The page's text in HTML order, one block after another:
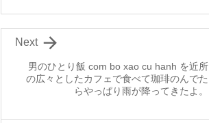
男のひとり飯 com bo xao cu hanh を近所
の広々としたカフェで食べて珈琲のんでた
らやっぱり雨が降ってきたよ。

Next